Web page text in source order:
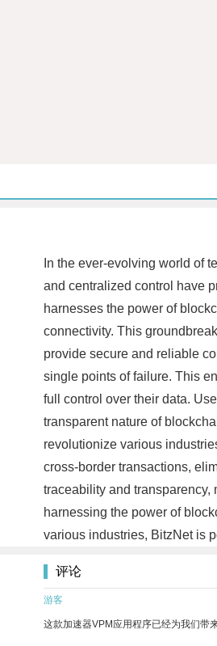
In the ever-evolving world of
and centralized control have
harnesses the power of
connectivity. This
provide secure and reliable
single points of failure. This
full control over their data.
transparent nature of
revolutionize various
cross-border transactions,
traceability and
harnessing the power of
various industries, BitzNet is
评论
游客
这款加速器VPM应用程序已经为我们带